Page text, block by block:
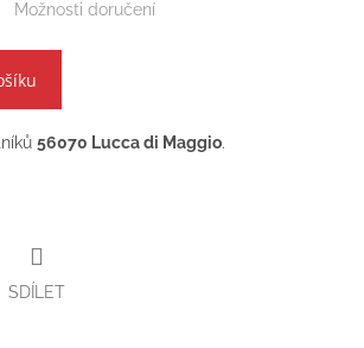
Možnosti doručení
56070 Lucca di Maggio.
SDÍLET